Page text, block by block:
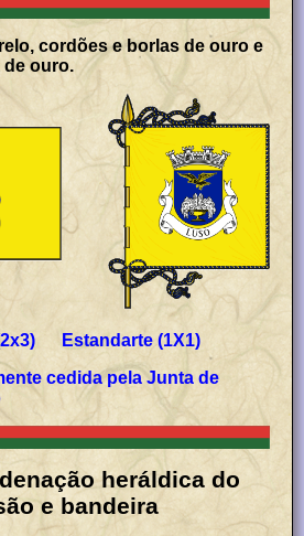
cordões e borlas de ouro e
de ouro.
Estandarte (1X1)
cedida pela Junta de
heráldica do
e bandeira